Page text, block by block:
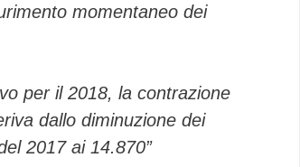
momentaneo dei
per il 2018, la contrazione
dallo diminuzione dei
2017 ai 14.870”